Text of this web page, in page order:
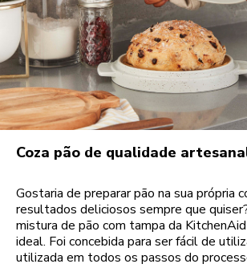
Coza pão de qualidade
Gostaria de preparar pão na sua própria
resultados deliciosos sempre que
mistura de pão com tampa da
ideal. Foi concebida para ser fácil de
utilizada em todos os passos do